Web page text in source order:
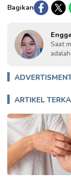
Bagikan
Saat
ARTIKEL